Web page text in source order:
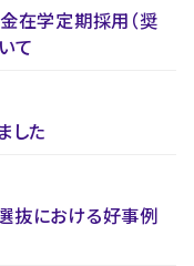
在学定期採用（奨
て
した
抜における好事例